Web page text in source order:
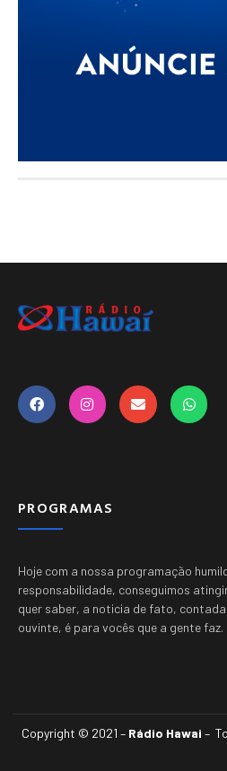
PROGRAMAS
Hoje com a nossa programação
responsabilidade, conseguimos
quer saber, a noticia de fato, contada
ouvinte, é para vocês que a gente faz.
Copyright © 2021 – Rádio Hawai –